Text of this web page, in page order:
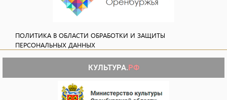
ПОЛИТИКА В ОБЛАСТИ ОБРАБОТКИ И ЗАЩИТЫ
ПЕРСОНАЛЬНЫХ ДАННЫХ